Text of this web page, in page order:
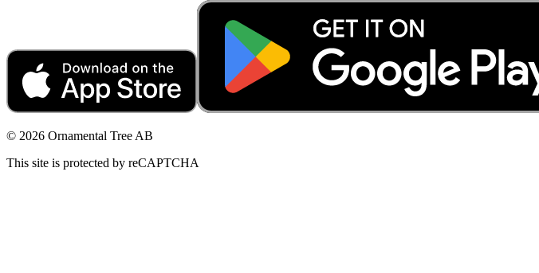
© 2026 Ornamental Tree AB
This site is protected by reCAPTCHA